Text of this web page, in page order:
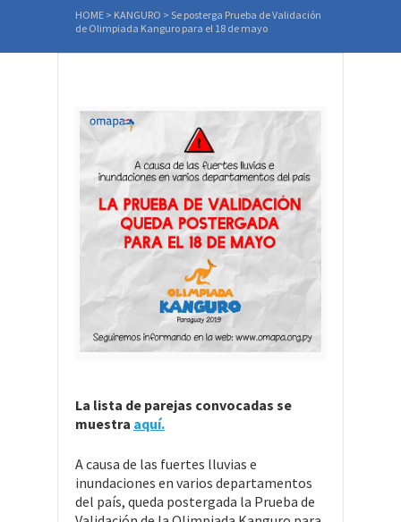
HOME > KANGURO > Se posterga Prueba de Validación
de Olimpiada Kanguro para el 18 de mayo
La lista de parejas convocadas se
muestra aquí.
A causa de las fuertes lluvias e
inundaciones en varios departamentos
del país, queda postergada la Prueba de